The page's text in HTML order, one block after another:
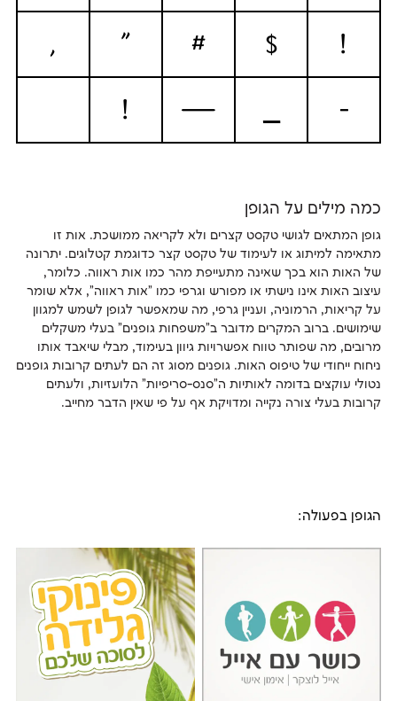
!
$
#
"
,
-
—
!
כמה מילים על הגופן
קרובות בעלי צורה נקייה ומדויקת אף על פי שאין הדבר מחייב.
הגופן בפעולה: